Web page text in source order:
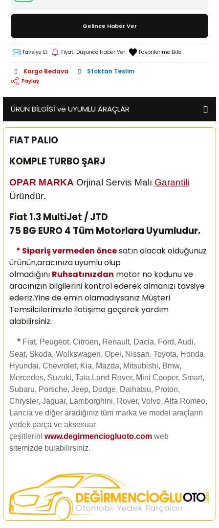
Gelince Haber Ver
Tavsiye Et Fiyatı Düşünce Haber Ver
Kargo Bedava Stoktan Teslim
Paylaş
ÜRÜN BİLGİSİ ve UYUMLU ARAÇLAR
FIAT PALIO
KOMPLE TURBO ŞARJ
OPAR MARKA Orjinal Servis Malı Garantili
Üründür.
Fiat 1.3 MultiJet / JTD
75 BG EURO 4 Tüm Motorlara Uyumludur.
* Sipariş vermeden öncesatın alacak olduğunuz
ürünün,aracınıza uyumlu olup
olmadığını Ruhsatınızdan motor no kodunu ve
aracınızın bilgilerini kontrol ederek almanızı tavsiye
ederiz.Yine de emin olamadıysanız Müşteri
Temsilcilerimizle iletişime geçerek yardım
alabilirsiniz.
* Fiat, Peugeot, Citroen, Renault, Dacia, Ford, Audi,
Seat, Skoda, Wolkswagen, Opel, Nissan, Toyota, Honda,
Hyundai, Chevrolet, Kia, Mazda, Mitsubishi, Bmw,
Mercedes, Suzuki, Tata,Land Rover, Mini Cooper, Smart,
Subaru, Porsche, Jeep, Dodge, Daihatsu, Proton,
Chrysler, Jaguar, Lamborghini, Rover, Volvo, Alfa Romeo,
Lancia ve diğer aradığınız tüm marka ve model araçların
yedek parça ve aksesuar
çeşitlerini www.degirmenciogluoto.com web
sitemizde bulabilirsiniz.